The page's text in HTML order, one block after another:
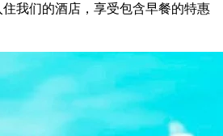
我们的酒店，享受包含早餐的特惠